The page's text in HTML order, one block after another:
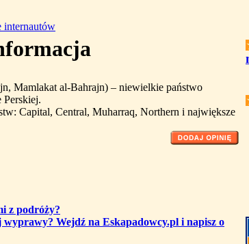
internautów
Mamlakat al-Bahrajn) – niewielkie państwo
Perskiej.
Capital, Central, Muharraq, Northern i największe
z podróży?
wyprawy? Wejdź na Eskapadowcy.pl i napisz o